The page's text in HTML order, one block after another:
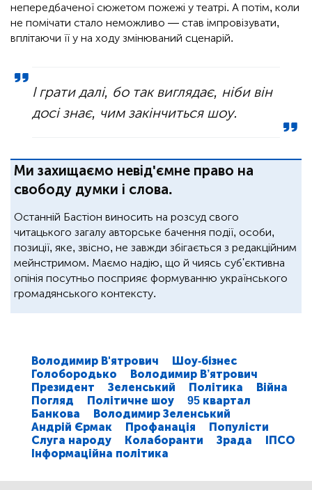
непередбаченої сюжетом пожежі у театрі. А потім, коли
не помічати стало неможливо — став імпровізувати,
вплітаючи її у на ходу змінюваний сценарій.
І грати далі, бо так виглядає, ніби він
досі знає, чим закінчиться шоу.
Ми захищаємо невід'ємне право на
свободу думки і слова.
Останній Бастіон виносить на розсуд свого
читацького загалу авторське бачення події, особи,
позиції, яке, звісно, не завжди збігається з редакційним
мейнстримом. Маємо надію, що й чиясь суб'єктивна
опінія посутньо посприяє формуванню українського
громадянського контексту.
Володимир В'ятрович
Шоу-бізнес
Голобородько
Володимир В’ятрович
Президент
Зеленський Політика
Війна
Погляд
Політичне шоу
95 квартал
Банкова
Володимир Зеленський
Андрій Єрмак
Профанація
Популісти
Слуга народу
Колаборанти Зрада
ІПСО
Інформаційна політика